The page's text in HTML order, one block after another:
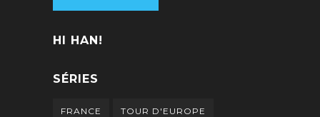
HI HAN!
SÉRIES
FRANCE TOUR D'EUROPE